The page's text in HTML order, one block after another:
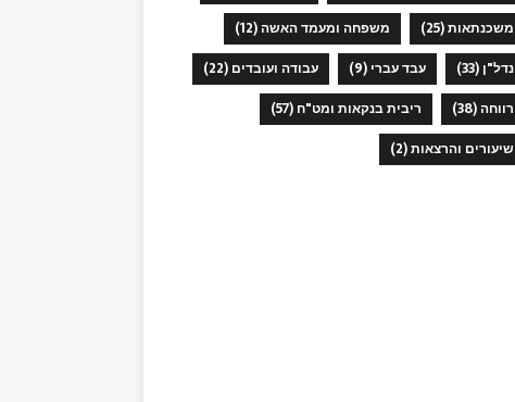
משכנתאות(25) משפחה ומעמד האשה(12)
נדל"ן (33) עבד עברי (9) עבודה ועובדים (22)
רווחה(38) ריבית בנקאות ומט"ח (57)
שיעורים והרצאות(2)